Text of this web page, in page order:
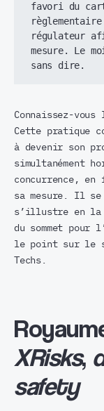
favori du
régulateur
mesure. Le
sans dire.
Connaissez-
Cette pratique
à devenir son
simultanément
concurrence, en
sa mesure. Il
s’illustre en la
du sommet
le point sur le
Techs.
XRisks,
safety